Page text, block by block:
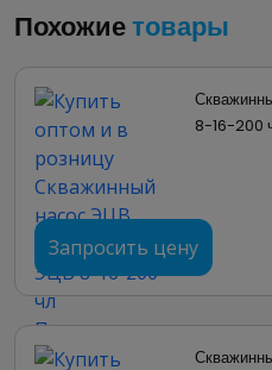
Похожиетовары
8-16-200
Запросить цену